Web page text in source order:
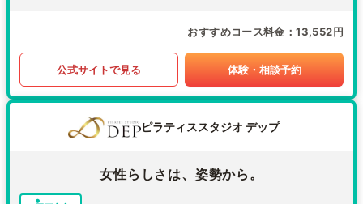
おすすめコース料金 13,552円
公式サイトで見る 体験・相談予約
ピラティススタジオ デップ
女性らしさは、姿勢から。